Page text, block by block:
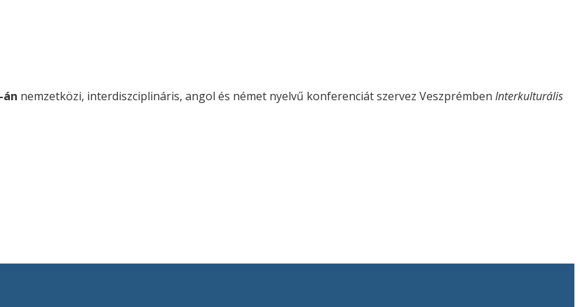
án nemzetközi, interdiszciplináris, angol és német nyelvű konferenciát szervez Veszprémben Interkulturális